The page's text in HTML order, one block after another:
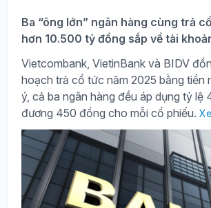
Ba “ông lớn” ngân hàng cùng trả
hơn 10.500 tỷ đồng sắp về tài
Vietcombank, VietinBank và BIDV
hoạch trả cổ tức năm 2025 bằng tiền
ý, cả ba ngân hàng đều áp dụng tỷ lệ
đương 450 đồng cho mỗi cổ phiếu.